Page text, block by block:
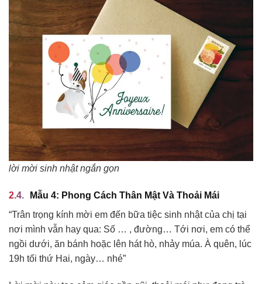
lời mời sinh nhật ngắn gọn
Mẫu 4: Phong Cách Thân Mật Và Thoải Mái
“Trân trọng kính mời em đến bữa tiệc sinh nhật của chị tại
nơi mình vẫn hay qua: Số … , đường… Tới nơi, em có thể
ngồi dưới, ăn bánh hoặc lên hát hò, nhảy múa. À quên, lúc
19h tối thứ Hai, ngày… nhé”